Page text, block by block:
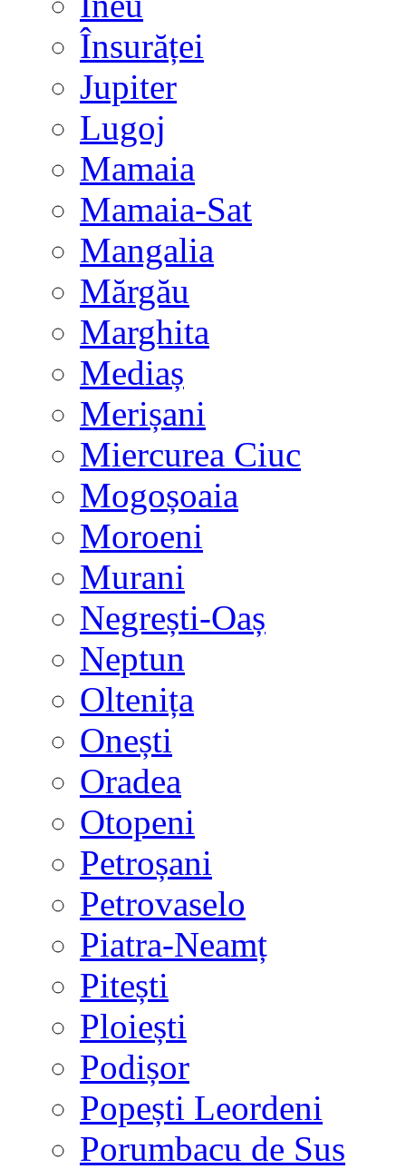
Însurăței
Jupiter
Lugoj
Mamaia
Mamaia-Sat
Mangalia
Mărgău
Marghita
Mediaș
Merișani
Miercurea Ciuc
Mogoșoaia
Moroeni
Murani
Negrești-Oaș
Neptun
Oltenița
Onești
Oradea
Otopeni
Petroșani
Petrovaselo
Piatra-Neamț
Pitești
Ploiești
Podișor
Popești Leordeni
Porumbacu de Sus